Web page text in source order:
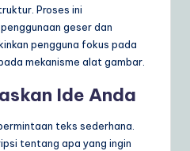
Proses ini
geser dan
pengguna fokus pada
mekanisme alat gambar.
Ide Anda
teks sederhana.
tentang apa yang ingin